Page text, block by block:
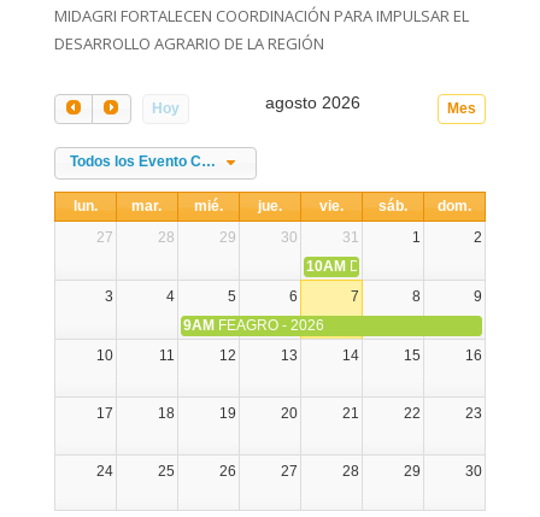
MIDAGRI FORTALECEN COORDINACIÓN PARA IMPULSAR EL
DESARROLLO AGRARIO DE LA REGIÓN
Hoy Mes
agosto 2026
Todos los Evento Categories
lun. mar. mié. jue. vie. sáb.
dom.
27
28 29 30 31 1
2
10AM DIA NACIONAL DE LA
3
4 5 6 7 8
9
9AM FEAGRO - 2026
10
11 12 13 14 15 16
17 18 19 20 21 22 23
24 25 26 27 28 29 30